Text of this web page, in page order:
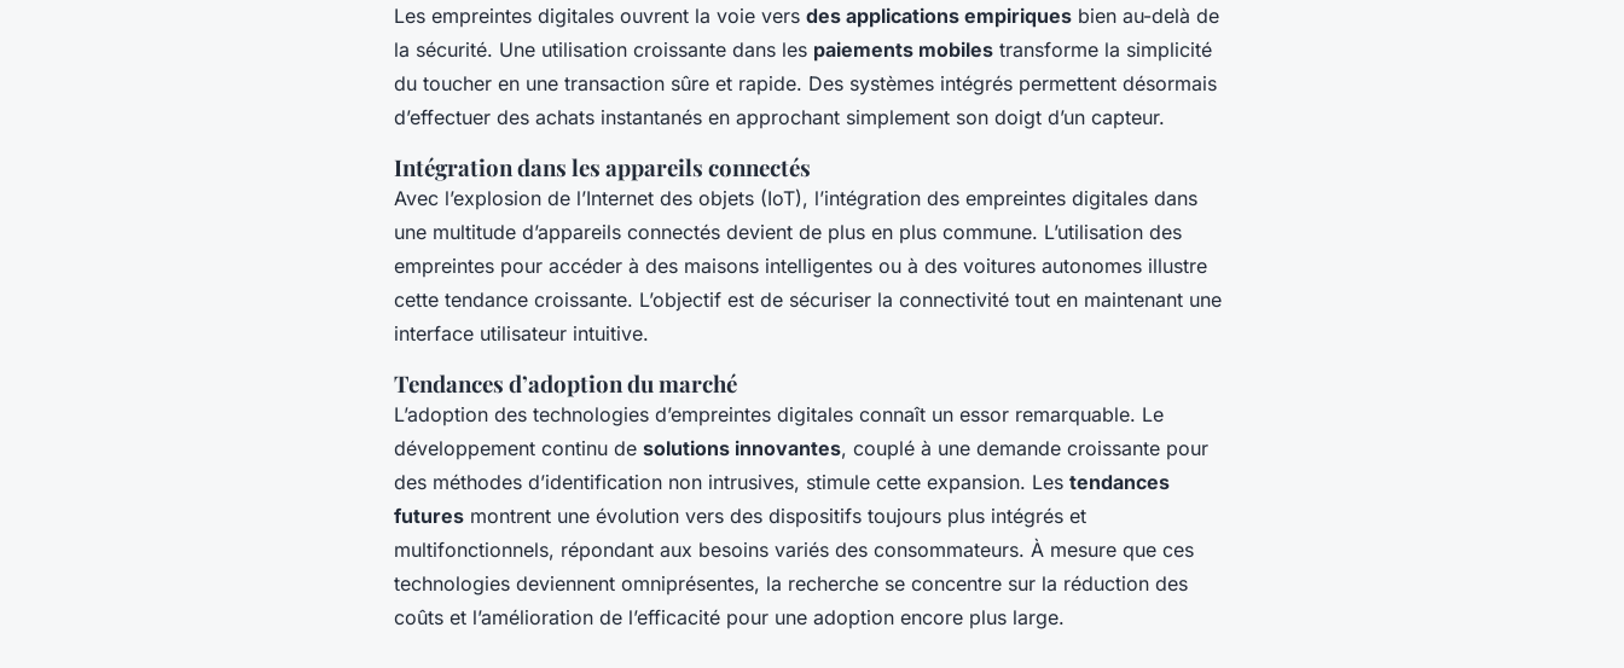
Les empreintes digitales ouvrent la voie vers des applications empiriques bien au-delà de
la sécurité. Une utilisation croissante dans les paiements mobiles transforme la simplicité
du toucher en une transaction sûre et rapide. Des systèmes intégrés permettent désormais
d’effectuer des achats instantanés en approchant simplement son doigt d’un capteur.
Intégration dans les appareils connectés
Avec l’explosion de l’Internet des objets (IoT), l’intégration des empreintes digitales dans
une multitude d’appareils connectés devient de plus en plus commune. L’utilisation des
empreintes pour accéder à des maisons intelligentes ou à des voitures autonomes illustre
cette tendance croissante. L’objectif est de sécuriser la connectivité tout en maintenant une
interface utilisateur intuitive.
Tendances d’adoption du marché
L’adoption des technologies d’empreintes digitales connaît un essor remarquable. Le
développement continu de solutions innovantes, couplé à une demande croissante pour
des méthodes d’identification non intrusives, stimule cette expansion. Les tendances
futures montrent une évolution vers des dispositifs toujours plus intégrés et
multifonctionnels, répondant aux besoins variés des consommateurs. À mesure que ces
technologies deviennent omniprésentes, la recherche se concentre sur la réduction des
coûts et l’amélioration de l’efficacité pour une adoption encore plus large.